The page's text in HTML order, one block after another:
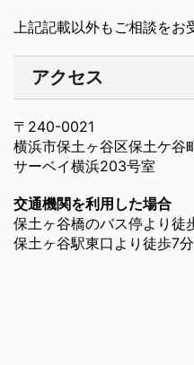
上記記載以外もご相談をお
アクセス
〒240-0021
横浜市保土ヶ谷区保土ケ谷
サーベイ横浜203号室
交通機関を利用した場合
保土ヶ谷橋のバス停より徒
保土ヶ谷駅東口より徒歩7分